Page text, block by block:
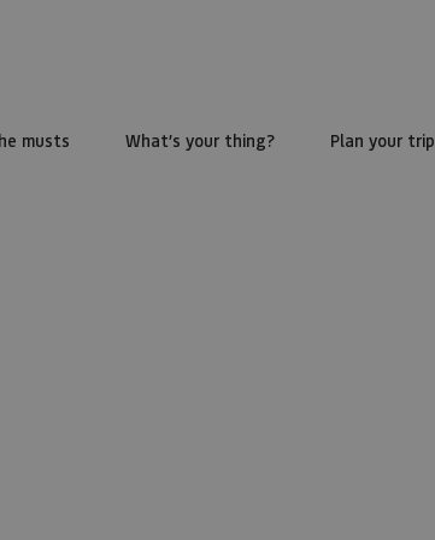
musts What’s your thing? Plan your trip